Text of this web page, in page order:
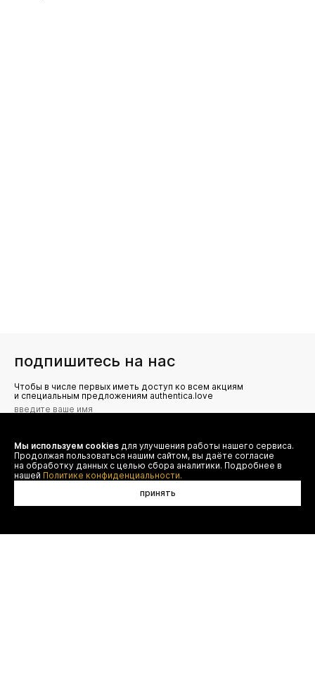
подпишитесь на нас
Чтобы в числе первых иметь доступ ко всем акциям
и специальным предложениям authentica.love
Я даю согласие на сбор, обработку и хранение моих
персональных данных (имя, email, телефон) для получения
рекламных и информационных рассылок от ООО 'БТ
Юнайтед', а также ознакомлен(а) с
Политикой конфиденциальности
Мы используем cookies для улучшения работы нашего сервиса.
Продолжая пользоваться нашим сайтом, вы даёте согласие
на обработку данных с целью сбора аналитики. Подробнее в
нашей Политике конфиденциальности.
принять